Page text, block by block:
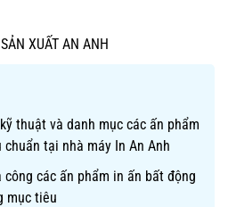
XUẤT AN ANH
thuật và danh mục các ấn phẩm
tại nhà máy In An Anh
các ấn phẩm in ấn bất động
mục tiêu